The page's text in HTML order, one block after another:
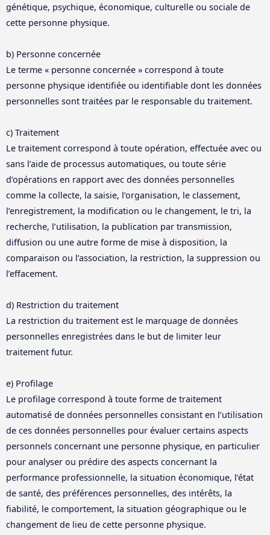
génétique, psychique, économique, culturelle ou sociale de
cette personne physique.
b) Personne concernée
Le terme « personne concernée » correspond à toute
personne physique identifiée ou identifiable dont les données
personnelles sont traitées par le responsable du traitement.
c) Traitement
Le traitement correspond à toute opération, effectuée avec ou
sans l’aide de processus automatiques, ou toute série
d’opérations en rapport avec des données personnelles
comme la collecte, la saisie, l’organisation, le classement,
l’enregistrement, la modification ou le changement, le tri, la
recherche, l’utilisation, la publication par transmission,
diffusion ou une autre forme de mise à disposition, la
comparaison ou l’association, la restriction, la suppression ou
l’effacement.
d) Restriction du traitement
La restriction du traitement est le marquage de données
personnelles enregistrées dans le but de limiter leur
traitement futur.
e) Profilage
Le profilage correspond à toute forme de traitement
automatisé de données personnelles consistant en l’utilisation
de ces données personnelles pour évaluer certains aspects
personnels concernant une personne physique, en particulier
pour analyser ou prédire des aspects concernant la
performance professionnelle, la situation économique, l’état
de santé, des préférences personnelles, des intérêts, la
fiabilité, le comportement, la situation géographique ou le
changement de lieu de cette personne physique.